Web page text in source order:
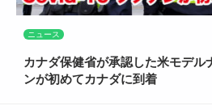
ニュース
カナダ保健省が承認した米モデル
ンが初めてカナダに到着